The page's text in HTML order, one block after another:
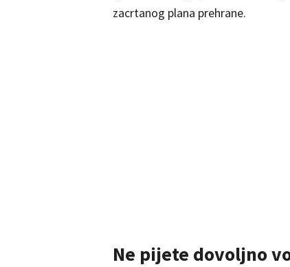
zacrtanog plana prehrane.
Ne pijete dovoljno